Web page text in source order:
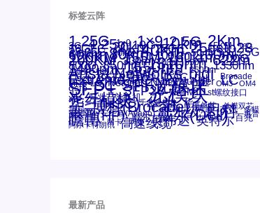
标签云阵
1.25G 1x9 1×9 2.5G 2Km
3G 4.25g 10G 10km 15KM 16G
16GFC 20km 25GE 25gsfp28
28.05G 30km 40Km 50m 53.125G
60km 80km 100km 100m
120KM 155M 160km 200G
200KM 300m 400m 550m 622m
800G 850nm 1310nm 1330nm
1490nm 1550nm 2500m
ANBR-1414TZ AOC Arista
Arista Networks bidi Brocade
Cisco CSFP光模块 DAC Dell
Extreme FC Intel Juniper LC
MPO-LC Netgear NVIDIA OM2 OM3 OM4
qsfp SC SFF光模块
SFP+ SFP28 SGMII st螺纹接口
xfp 万兆 交换机 光模块
光纤模块 千兆光模块 华三
华三(H3C) 华为 单模单芯 单模双芯
博科 博科(Brocade) 博通 友讯 多模
安华高 安华高(Avago) 工业级 思科 惠普
惠普(HP) 戴尔 戴尔(Dell) 百兆
瞻博 网卡 网捷 英伟达 英特尔
阿尔卡特朗讯 高速线缆
最新产品